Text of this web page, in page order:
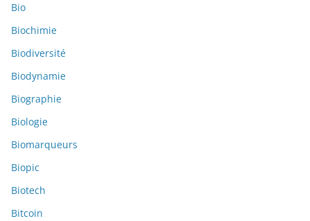
Bio
Biochimie
Biodiversité
Biodynamie
Biographie
Biologie
Biomarqueurs
Biopic
Biotech
Bitcoin